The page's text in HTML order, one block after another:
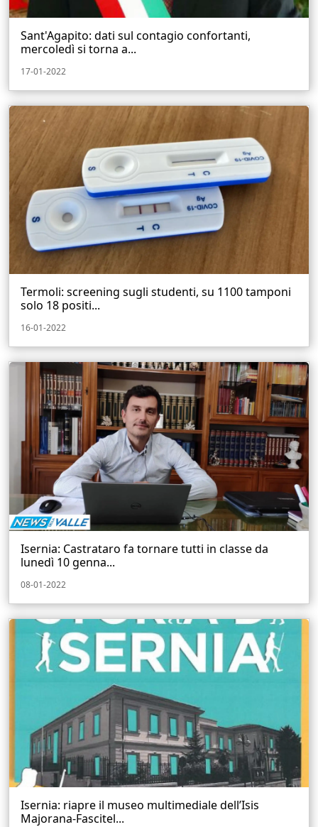
Sant'Agapito: dati sul contagio confortanti,
mercoledì si torna a...
17-01-2022
Termoli: screening sugli studenti, su 1100 tamponi
solo 18 positi...
16-01-2022
Isernia: Castrataro fa tornare tutti in classe da
lunedì 10 genna...
08-01-2022
Isernia: riapre il museo multimediale dell’Isis
Majorana-Fascitel...